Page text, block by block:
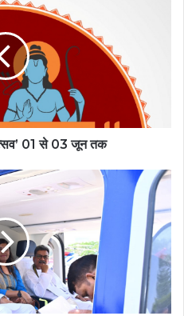
01 से 03 जून तक